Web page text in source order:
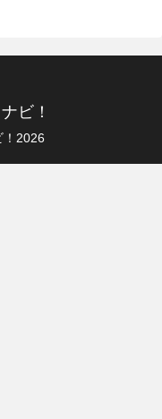
ビ！
！2026